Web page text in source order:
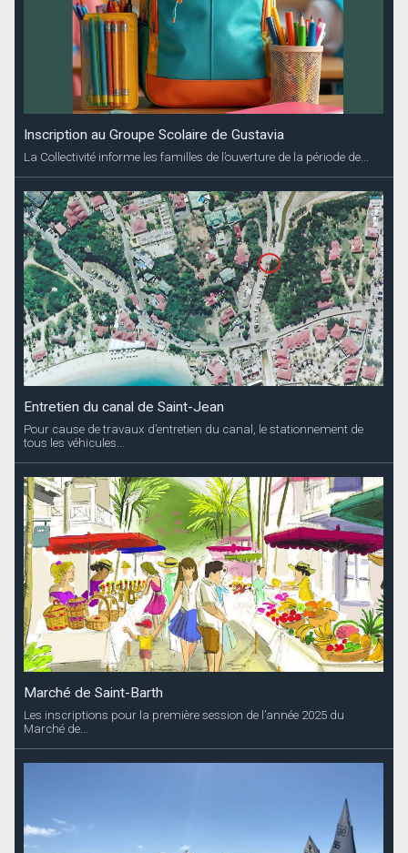
Inscription au Groupe Scolaire de Gustavia
La Collectivité informe les familles de l’ouverture de la période de...
Entretien du canal de Saint-Jean
Pour cause de travaux d’entretien du canal, le stationnement de
tous les véhicules...
Marché de Saint-Barth
Les inscriptions pour la première session de l’année 2025 du
Marché de...